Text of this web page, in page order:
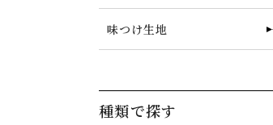
味つけ生地
種類で探す